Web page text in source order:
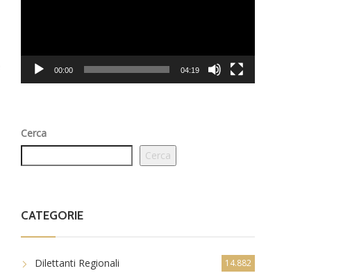
00:00 04:19
Cerca
Cerca
CATEGORIE
Dilettanti Regionali 14.882